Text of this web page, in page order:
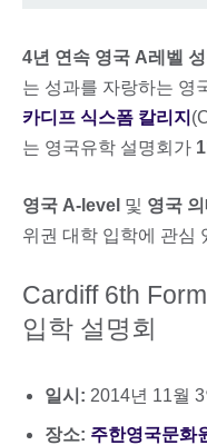
4년 연속 영국 A레벨 성
는 성과를 자랑하는 영
카디프 식스폼 칼리지
는 영국유학 설명회가
영국 A-level 및 영국
위권 대학 입학에 관심
Cardiff 6th
입학 설명회
일시: 2014년 11월
장소: 주한영국문화